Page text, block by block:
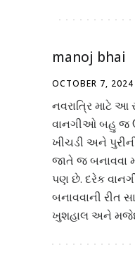
manoj bhai
OCTOBER 7, 2024
નવરાત્રિ માટે આ
વાનગીઓ બહુ જ
ખીચડી અને
જાતે જ બનાવવા
પણ છે. દરેક
બનાવવાની રીત
ખુશહાલ અને